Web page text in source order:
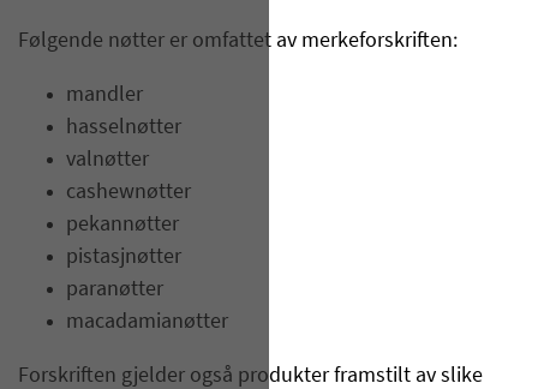
Følgende nøtter er omfattet av merkeforskriften:
mandler
hasselnøtter
valnøtter
cashewnøtter
pekannøtter
pistasjnøtter
paranøtter
macadamianøtter
Forskriften gjelder også produkter framstilt av slike